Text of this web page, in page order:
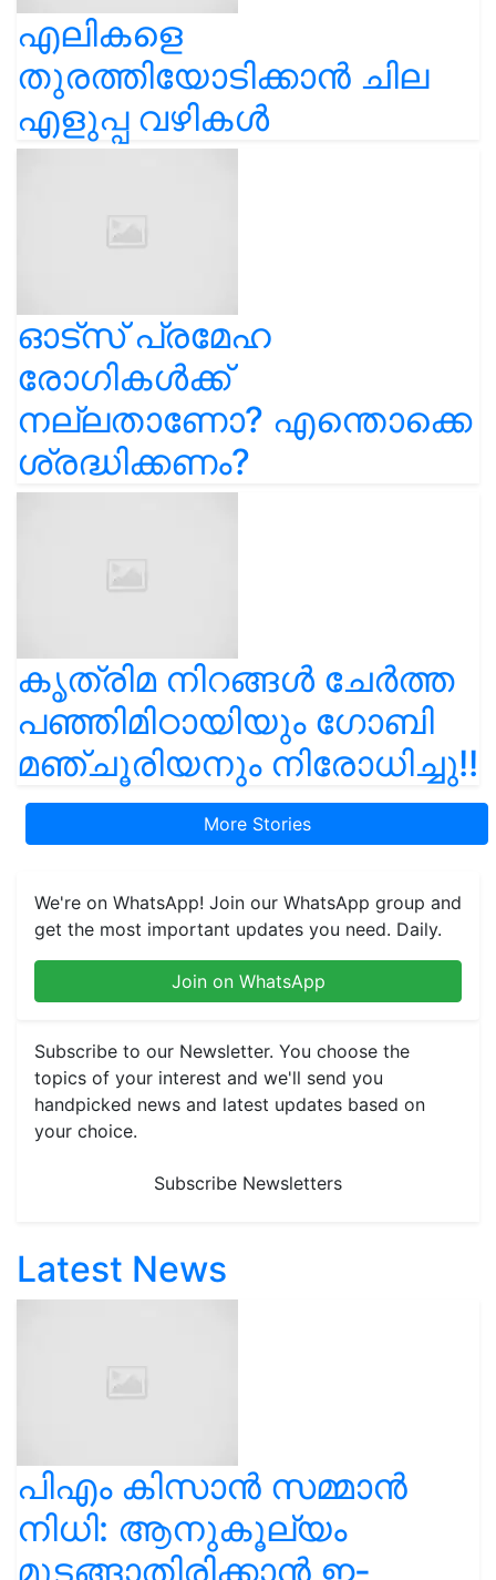
എലികളെ
തുരത്തിയോടിക്കാൻ ചില
എളുപ്പ വഴികൾ
ഓട്സ് പ്രമേഹ
രോഗികൾക്ക്
നല്ലതാണോ? എന്തൊക്കെ
ശ്രദ്ധിക്കണം?
കൃത്രിമ നിറങ്ങൾ ചേർത്ത
പഞ്ഞിമിഠായിയും ഗോബി
മഞ്ചൂരിയനും നിരോധിച്ചു!!
More Stories
We're on WhatsApp! Join our WhatsApp group and
get the most important updates you need. Daily.
Join on WhatsApp
Subscribe to our Newsletter. You choose the
topics of your interest and we'll send you
handpicked news and latest updates based on
your choice.
Subscribe Newsletters
Latest News
പിഎം കിസാൻ സമ്മാൻ
നിധി: ആനുകൂല്യം
മുടങ്ങാതിരിക്കാൻ ഇ-